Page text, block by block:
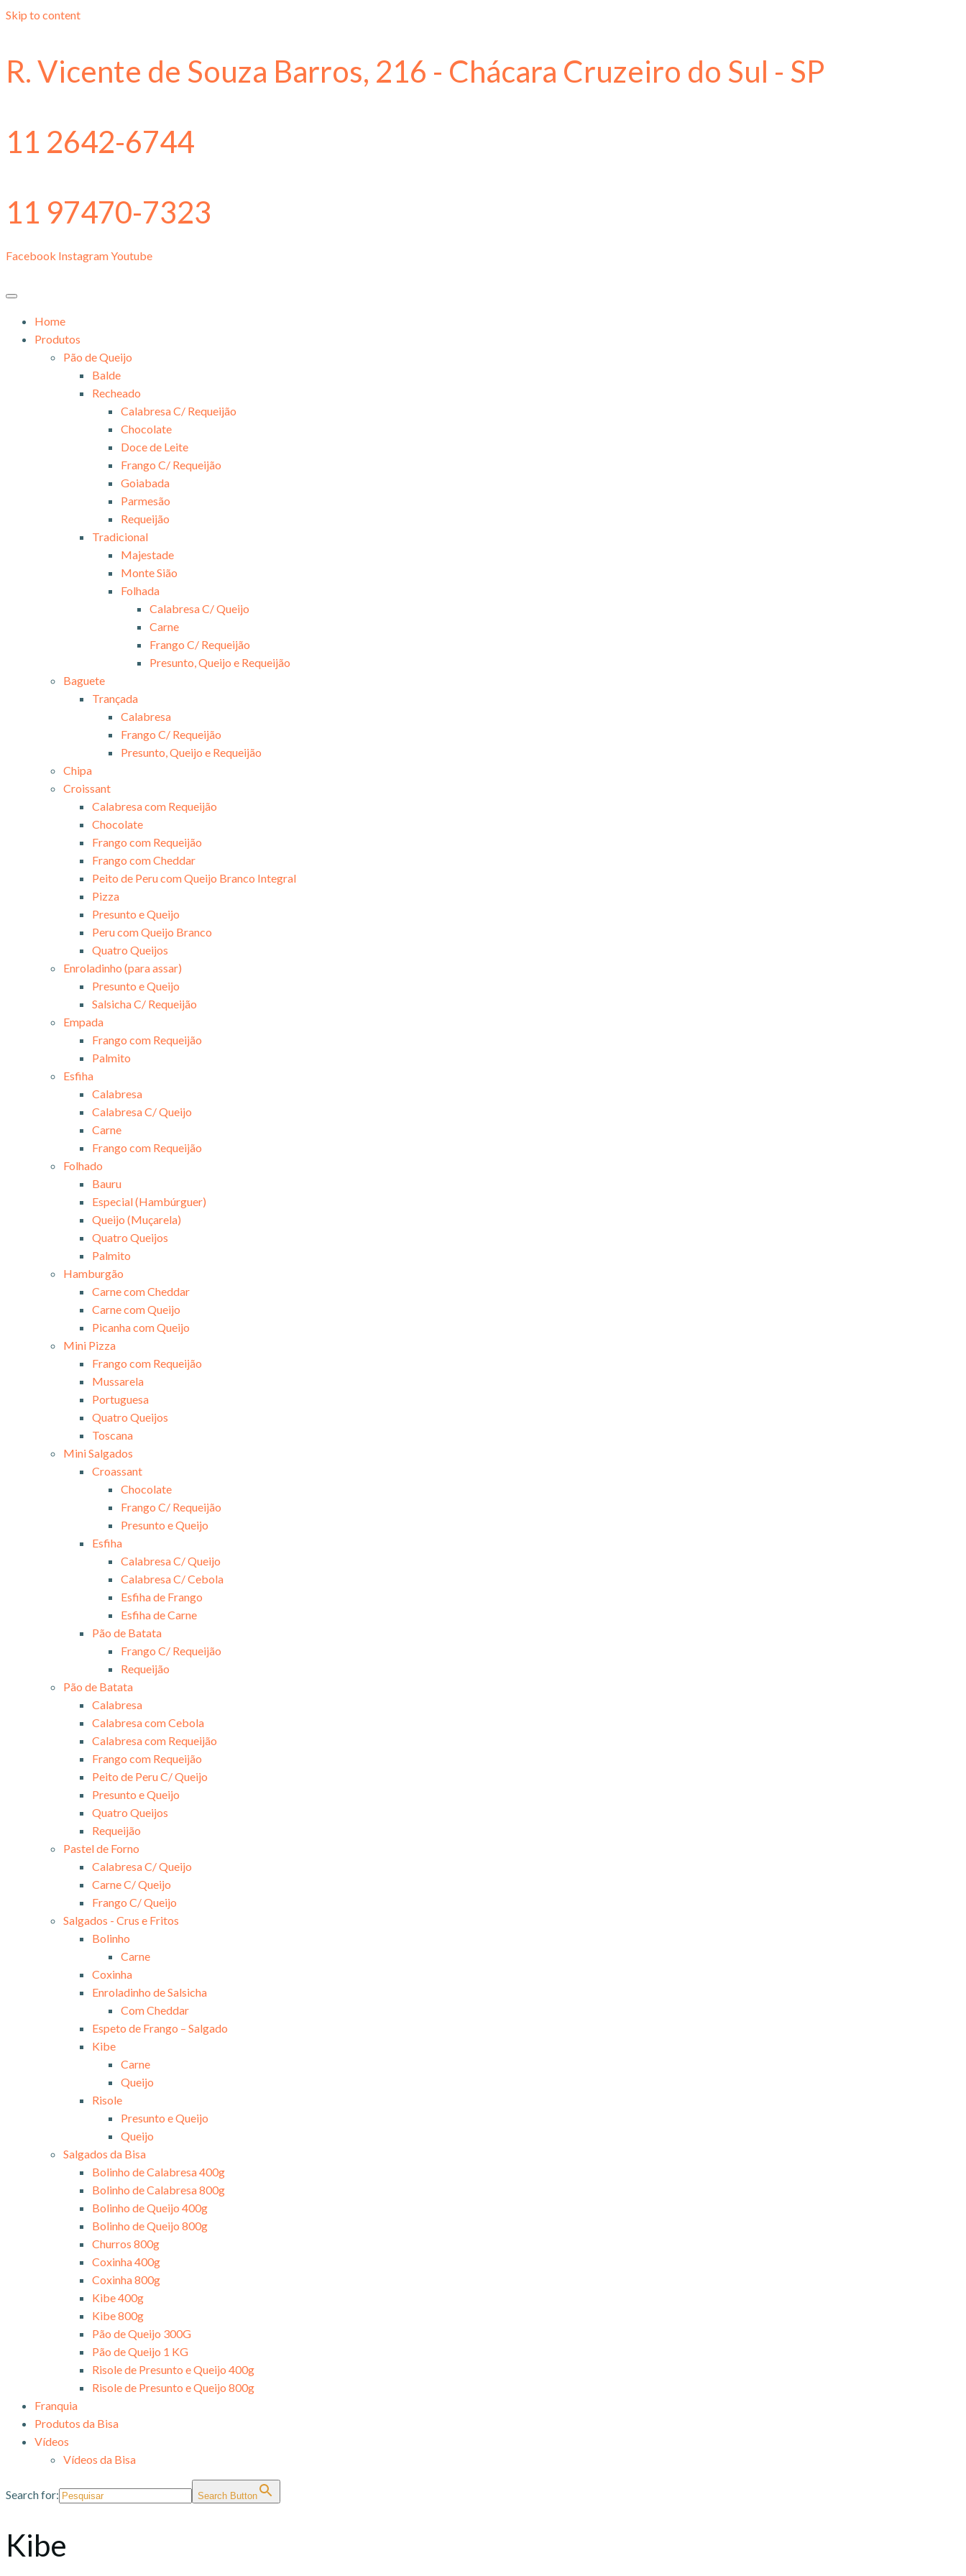
Skip to content
R. Vicente de Souza Barros, 216 - Chácara Cruzeiro do Sul - SP
11 2642-6744
11 97470-7323
Facebook InstagramYoutube
Home
Produtos
Pão de Queijo
Balde
Recheado
Calabresa C/ Requeijão
Chocolate
Doce de Leite
Frango C/ Requeijão
Goiabada
Parmesão
Requeijão
Tradicional
Majestade
Monte Sião
Folhada
Calabresa C/ Queijo
Carne
Frango C/ Requeijão
Presunto, Queijo e Requeijão
Baguete
Trançada
Calabresa
Frango C/ Requeijão
Presunto, Queijo e Requeijão
Chipa
Croissant
Calabresa com Requeijão
Chocolate
Frango com Requeijão
Frango com Cheddar
Peito de Peru com Queijo Branco Integral
Pizza
Presunto e Queijo
Peru com Queijo Branco
Quatro Queijos
Enroladinho (para assar)
Presunto e Queijo
Salsicha C/ Requeijão
Empada
Frango com Requeijão
Palmito
Esfiha
Calabresa
Calabresa C/ Queijo
Carne
Frango com Requeijão
Folhado
Bauru
Especial (Hambúrguer)
Queijo (Muçarela)
Quatro Queijos
Palmito
Hamburgão
Carne com Cheddar
Carne com Queijo
Picanha com Queijo
Mini Pizza
Frango com Requeijão
Mussarela
Portuguesa
Quatro Queijos
Toscana
Mini Salgados
Croassant
Chocolate
Frango C/ Requeijão
Presunto e Queijo
Esfiha
Calabresa C/ Queijo
Calabresa C/ Cebola
Esfiha de Frango
Esfiha de Carne
Pão de Batata
Frango C/ Requeijão
Requeijão
Pão de Batata
Calabresa
Calabresa com Cebola
Calabresa com Requeijão
Frango com Requeijão
Peito de Peru C/ Queijo
Presunto e Queijo
Quatro Queijos
Requeijão
Pastel de Forno
Calabresa C/ Queijo
Carne C/ Queijo
Frango C/ Queijo
Salgados - Crus e Fritos
Bolinho
Carne
Coxinha
Enroladinho de Salsicha
Com Cheddar
Espeto de Frango – Salgado
Kibe
Carne
Queijo
Risole
Presunto e Queijo
Queijo
Salgados da Bisa
Bolinho de Calabresa 400g
Bolinho de Calabresa 800g
Bolinho de Queijo 400g
Bolinho de Queijo 800g
Churros 800g
Coxinha 400g
Coxinha 800g
Kibe 400g
Kibe 800g
Pão de Queijo 300G
Pão de Queijo 1 KG
Risole de Presunto e Queijo 400g
Risole de Presunto e Queijo 800g
Franquia
Produtos da Bisa
Vídeos
Vídeos da Bisa
Search for: Search Button
Kibe